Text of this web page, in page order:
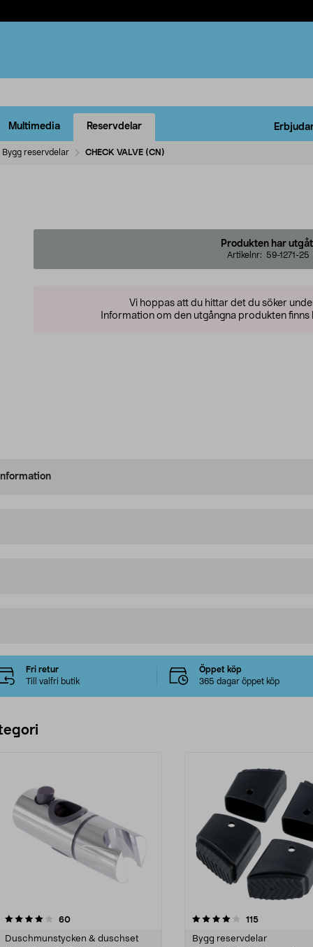
Multimedia Reservdelar
Bygg reservdelar CHECK VALVE (CN)
Produkten har
Artikelnr: 59-1271-25
Vi hoppas att du hittar det du söker
Information om den utgångna produkten finns
Fri retur
Till valfri butik
Öppet köp
365 dagar öppet köp
60recensioner
Duschmunstycken & duschset
4.0 av 5 stjärnor 115recensioner
Bygg reservdelar
4.5 av 5 stjärnor